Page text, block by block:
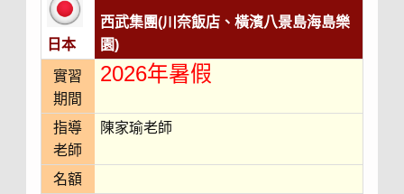
日本
西武集團(川奈飯店、橫濱八景島海島樂
園)
實習
期間
2026年暑假
指導
老師
陳家瑜老師
名額